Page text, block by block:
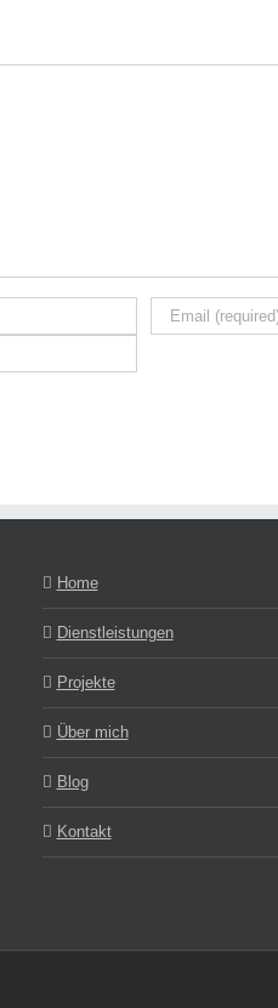
Home
Dienstleistungen
Projekte
Über mich
Blog
Kontakt